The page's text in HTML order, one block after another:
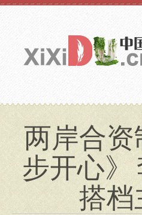
两岸合
步开心》
搭档